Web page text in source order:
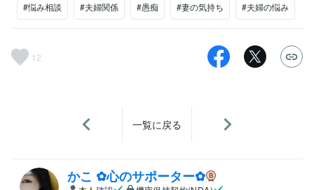
#悩み相談 #夫婦関係 #愚痴 #妻の気持ち #夫婦の悩み
12
一覧に戻る
かこ ✿心のサポーター✿